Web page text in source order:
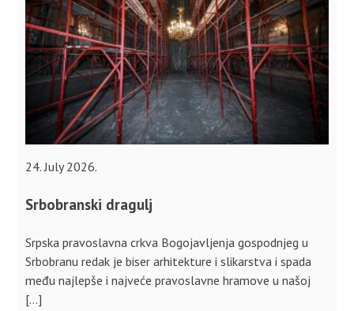
24. July 2026.
Srbobranski dragulj
Srpska pravoslavna crkva Bogojavljenja gospodnjeg u
Srbobranu redak je biser arhitekture i slikarstva i spada
među najlepše i najveće pravoslavne hramove u našoj
[…]